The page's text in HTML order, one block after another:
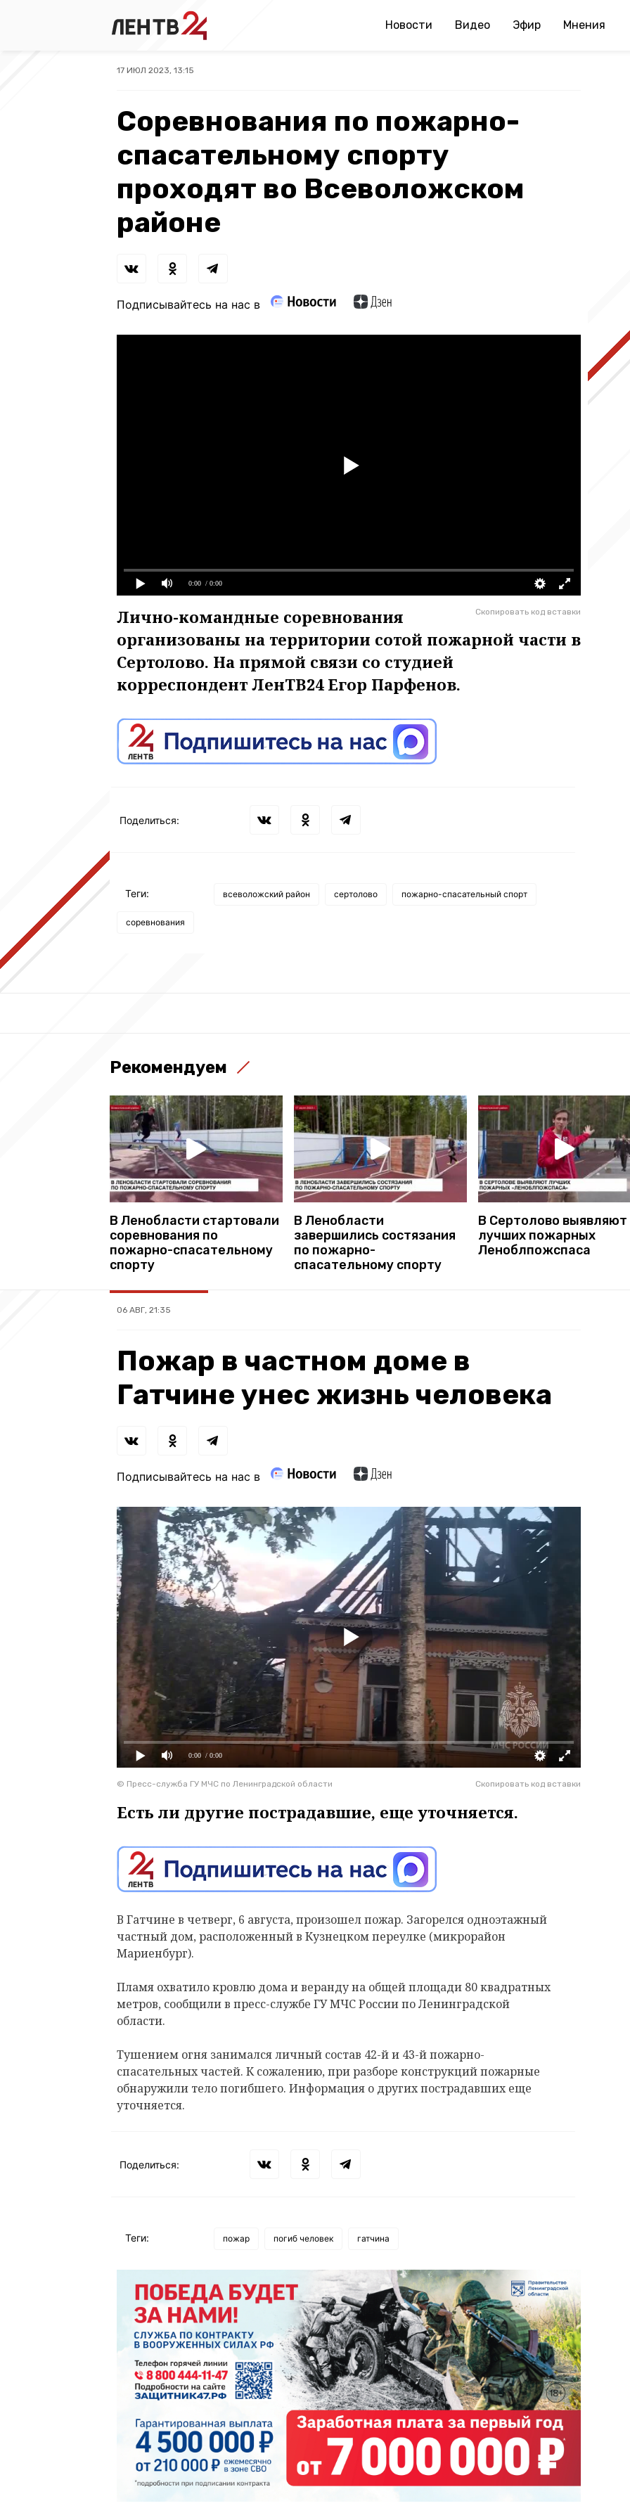
Новости Видео Эфир Мнения
17 ИЮЛ 2023, 13:15
Соревнования по пожарно-
спасательному спорту
проходят во Всеволожском
районе
Подписывайтесь на нас в
0:00 / 0:00
Скопировать код вставки
Лично-командные соревнования
организованы на территории сотой пожарной части в
Сертолово. На прямой связи со студией
корреспондент ЛенТВ24 Егор Парфенов.
Поделиться:
Теги: всеволожский район сертолово пожарно-спасательный спорт
соревнования
Рекомендуем
В Ленобласти стартовали
соревнования по
пожарно-спасательному
спорту
В Ленобласти
завершились состязания
по пожарно-
спасательному спорту
В Сертолово выявляют
лучших пожарных
Леноблпожспаса
06 АВГ, 21:35
Пожар в частном доме в
Гатчине унес жизнь человека
Подписывайтесь на нас в
0:00 / 0:00
Скопировать код вставки
© Пресс-служба ГУ МЧС по Ленинградской области
Есть ли другие пострадавшие, еще уточняется.
В Гатчине в четверг, 6 августа, произошел пожар. Загорелся одноэтажный
частный дом, расположенный в Кузнецком переулке (микрорайон
Мариенбург).
Пламя охватило кровлю дома и веранду на общей площади 80 квадратных
метров, сообщили в пресс-службе ГУ МЧС России по Ленинградской
области.
Тушением огня занимался личный состав 42-й и 43-й пожарно-
спасательных частей. К сожалению, при разборе конструкций пожарные
обнаружили тело погибшего. Информация о других пострадавших еще
уточняется.
Поделиться:
Теги: пожар погиб человек гатчина